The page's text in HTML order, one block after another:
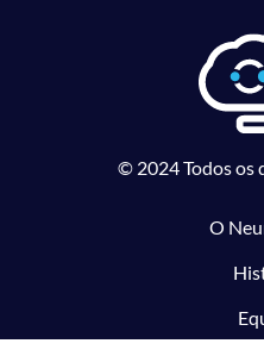
© 2024 Todos os
O